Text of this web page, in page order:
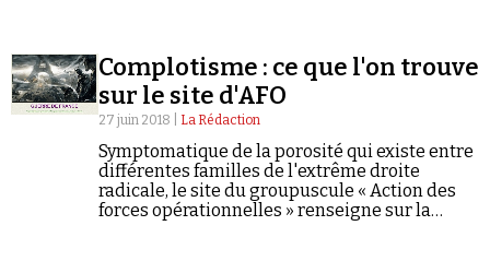
Se connecter
Complotisme : ce que l'on trouve
sur le site d'AFO
27 juin 2018 | La Rédaction
Symptomatique de la porosité qui existe entre
différentes familles de l'extrême droite
radicale, le site du groupuscule « Action des
forces opérationnelles » renseigne sur la